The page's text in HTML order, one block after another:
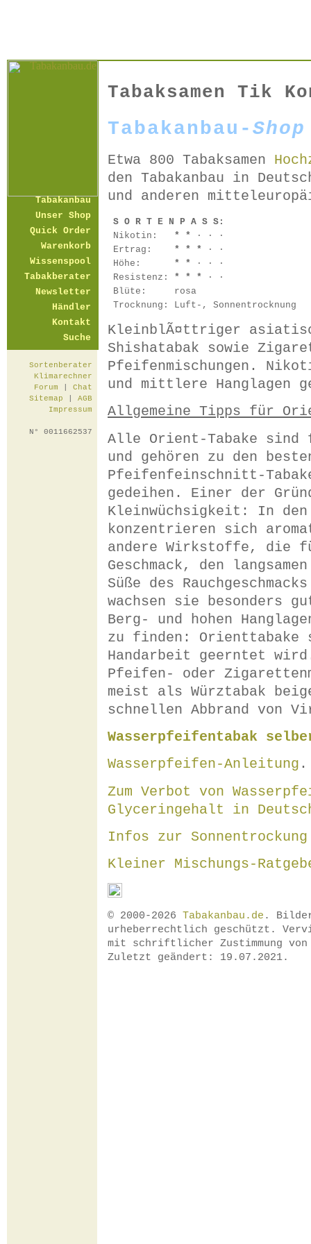
Tabakanbau
Unser Shop
Quick Order
Warenkorb
Wissenspool
Tabakberater
Newsletter
Händler
Kontakt
Suche
Sortenberater
Klimarechner
Forum
Chat
Sitemap
AGB
Impressum
N° 0011662537
Tabaksamen Tik
Tabakanbau-Shop
Etwa 800 Tabaksamen
den Tabakanbau in
und anderen
S O R T E N P A S S:
Nikotin:
* *
· · ·
Ertrag:
* * *
· ·
Höhe:
* *
· · ·
Resistenz: * * *
· ·
Blüte:
rosa
Trocknung: Luft-, Sonnentrocknung
KleinblÃ¤ttriger
Shishatabak sowie
Pfeifenmischungen.
und mittlere Hanglagen
Allgemeine Tipps für
Alle Orient-Tabake sind
und gehören zu den
Pfeifenfeinschnitt-
gedeihen. Einer der
Kleinwüchsigkeit: In
konzentrieren sich
andere Wirkstoffe, die
Geschmack, den
Süße des
wachsen sie besonders
Berg- und hohen
zu finden:
Handarbeit geerntet
Pfeifen- oder
meist als Würztabak
schnellen Abbrand von
Wasserpfeifentabak
Wasserpfeifen-Anleitung .
Zum Verbot von
Glyceringehalt in
Infos zur Sonnentrockung
Kleiner Mischungs-
© 2000-2026 Tabakanbau.de .
urheberrechtlich geschützt.
mit schriftlicher Zustimmung
Zuletzt geändert: 19.07.2021.